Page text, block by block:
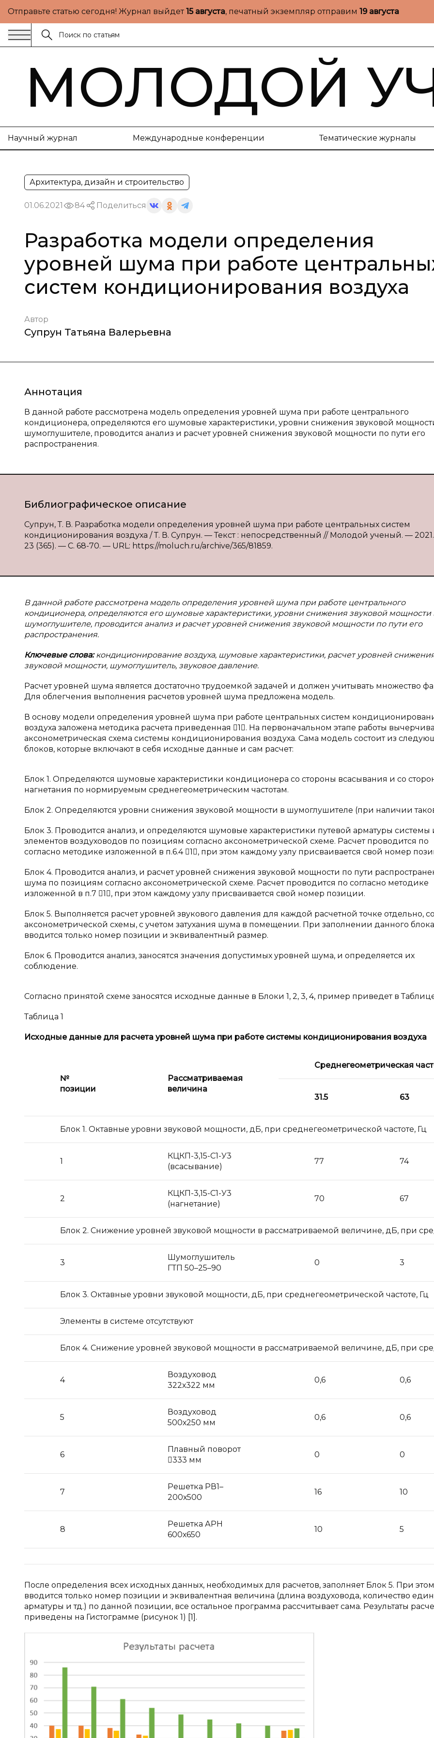
Отправьте статью сегодня! Журнал выйдет15 августа, печатный экземпляр отправим 19 августа
МОЛОДОЙ
Научный журнал Международные конференции Тематические журналы
Архитектура, дизайн и строительство
01.06.2021 84 Поделиться
Разработка модели определения
уровней шума при работе
систем кондиционирования воздуха
Автор
Супрун Татьяна Валерьевна
Аннотация
В данной работе рассмотрена модель определения уровней шума при работе центрального
кондиционера, определяются его шумовые характеристики, уровни снижения звуковой
шумоглушителе, проводится анализ и расчет уровней снижения звуковой мощности по пути его
распространения.
Библиографическое описание
Супрун, Т. В. Разработка модели определения уровней шума при работе центральных систем
кондиционирования воздуха / Т. В. Супрун. — Текст : непосредственный // Молодой ученый. —
23 (365). — С. 68-70. — URL: https://moluch.ru/archive/365/81859.
В данной работе рассмотрена модель определения уровней шума при работе центрального
кондиционера, определяются его шумовые характеристики, уровни снижения звуковой мощности
шумоглушителе, проводится анализ и расчет уровней снижения звуковой мощности по пути его
распространения.
Ключевые слова:кондиционирование воздуха, шумовые характеристики, расчет уровней
звуковой мощности, шумоглушитель, звуковое давление.
Расчет уровней шума является достаточно трудоемкой задачей и должен учитывать множество
Для облегчения выполнения расчетов уровней шума предложена модель.
В основу модели определения уровней шума при работе центральных систем
воздуха заложена методика расчета приведенная 1. На первоначальном этапе работы
аксонометрическая схема системы кондиционирования воздуха. Сама модель состоит из
блоков, которые включают в себя исходные данные и сам расчет:
Блок 1. Определяются шумовые характеристики кондиционера со стороны всасывания и со
нагнетания по нормируемым среднегеометрическим частотам.
Блок 2. Определяются уровни снижения звуковой мощности в шумоглушителе (при наличии
Блок 3. Проводится анализ, и определяются шумовые характеристики путевой арматуры системы
элементов воздуховодов по позициям согласно аксонометрической схеме. Расчет проводится по
согласно методике изложенной в п.6.4 1, при этом каждому узлу присваивается свой номер
Блок 4. Проводится анализ, и расчет уровней снижения звуковой мощности по пути
шума по позициям согласно аксонометрической схеме. Расчет проводится по согласно методике
изложенной в п.7 1, при этом каждому узлу присваивается свой номер позиции.
Блок 5. Выполняется расчет уровней звукового давления для каждой расчетной точке отдельно,
аксонометрической схемы, с учетом затухания шума в помещении. При заполнении данного блока
вводится только номер позиции и эквивалентный размер.
Блок 6. Проводится анализ, заносятся значения допустимых уровней шума, и определяется их
соблюдение.
Согласно принятой схеме заносятся исходные данные в Блоки 1, 2, 3, 4, пример приведет в Таблице
Таблица 1
Исходные данные для расчета уровней шума при работе системы кондиционирования воздуха
№
позиции
Рассматриваемая
величина
Среднегеометрическая
31.5 63
Блок 1. Октавные уровни звуковой мощности, дБ, при среднегеометрической частоте, Гц
1
КЦКП-3,15-С1-У3
(всасывание)
77 74
2
КЦКП-3,15-С1-У3
(нагнетание)
70 67
Блок 2. Снижение уровней звуковой мощности в рассматриваемой величине, дБ, при
3
Шумоглушитель
ГТП 50–25–90
0 3
Блок 3. Октавные уровни звуковой мощности, дБ, при среднегеометрической частоте, Гц
Элементы в системе отсутствуют
Блок 4. Снижение уровней звуковой мощности в рассматриваемой величине, дБ, при
4
Воздуховод
322х322 мм
0,6 0,6
5
Воздуховод
500х250 мм
0,6 0,6
6
Плавный поворот
333 мм
0 0
7
Решетка РВ1–
200х500
16 10
8
Решетка АРН
600х650
10 5
После определения всех исходных данных, необходимых для расчетов, заполняет Блок 5. При этом
вводится только номер позиции и эквивалентная величина (длина воздуховода, количество
арматуры и тд.) по данной позиции, все остальное программа рассчитывает сама. Результаты
приведены на Гистограмме (рисунок 1) [1].